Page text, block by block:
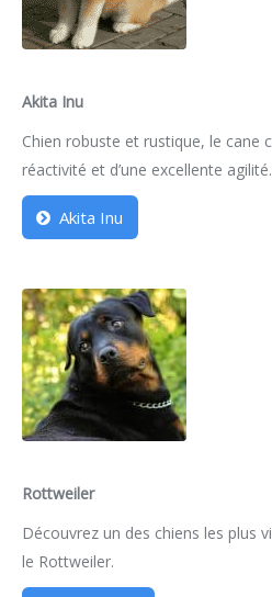
Akita Inu
Chien robuste et rustique, le cane
réactivité et d’une excellente agilité.
Akita Inu
Rottweiler
Découvrez un des chiens les plus
le Rottweiler.